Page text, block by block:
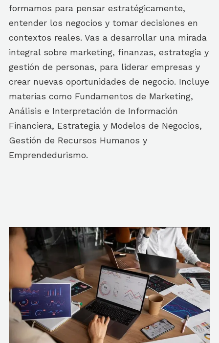
formamos para pensar estratégicamente,
entender los negocios y tomar decisiones en
contextos reales. Vas a desarrollar una mirada
integral sobre marketing, finanzas, estrategia y
gestión de personas, para liderar empresas y
crear nuevas oportunidades de negocio. Incluye
materias como Fundamentos de Marketing,
Análisis e Interpretación de Información
Financiera, Estrategia y Modelos de Negocios,
Gestión de Recursos Humanos y
Emprendedurismo.